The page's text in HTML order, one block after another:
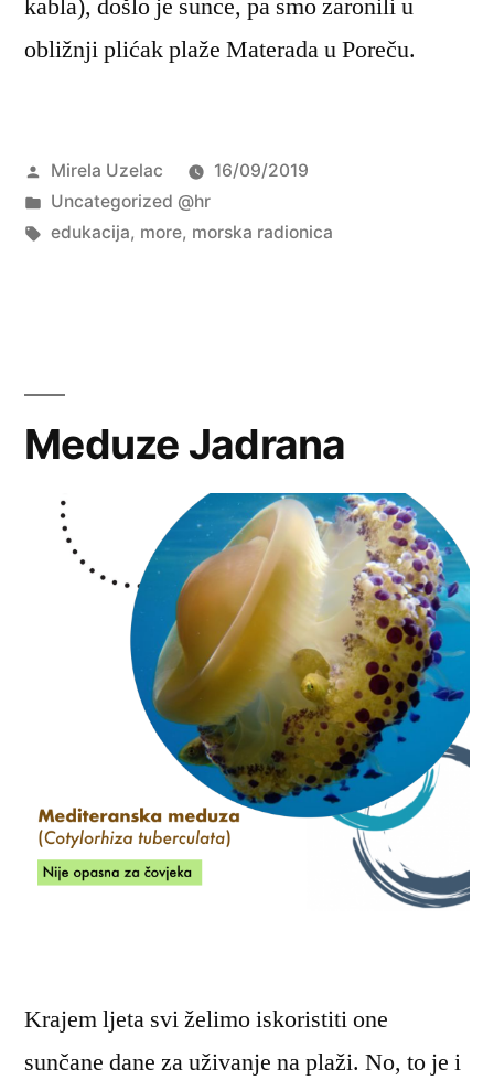
kabla), došlo je sunce, pa smo zaronili u
obližnji plićak plaže Materada u Poreču.
Objavio
Mirela Uzelac
16/09/2019
Objavljeno
u
Uncategorized @hr
Oznake:
edukacija, more, morska radionica
Meduze Jadrana
Krajem ljeta svi želimo iskoristiti one
sunčane dane za uživanje na plaži. No, to je i